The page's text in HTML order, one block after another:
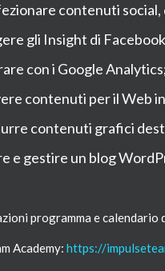
contenuti social,
gli Insight di Facebook,
con i Google
contenuti per il Web in
contenuti grafici
gestire un blog
programma e calendario
Academy: https://